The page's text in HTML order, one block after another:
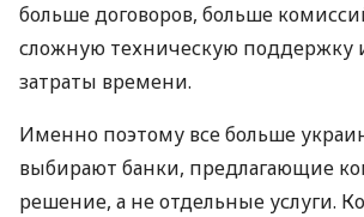
больше договоров, больше
сложную техническую поддержку
затраты времени.
Именно поэтому все больше
выбирают банки, предлагающие
решение, а не отдельные услуги.